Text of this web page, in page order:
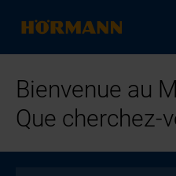
Bienvenue au
Que cherchez-